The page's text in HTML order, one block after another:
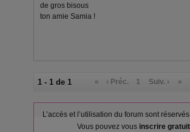
de gros bisous
ton amie Samia !
1 - 1 de 1 « ‹ Préc. 1 Suiv. › »
L’accès et l’utilisation du forum sont
Vous pouvez vous inscrire